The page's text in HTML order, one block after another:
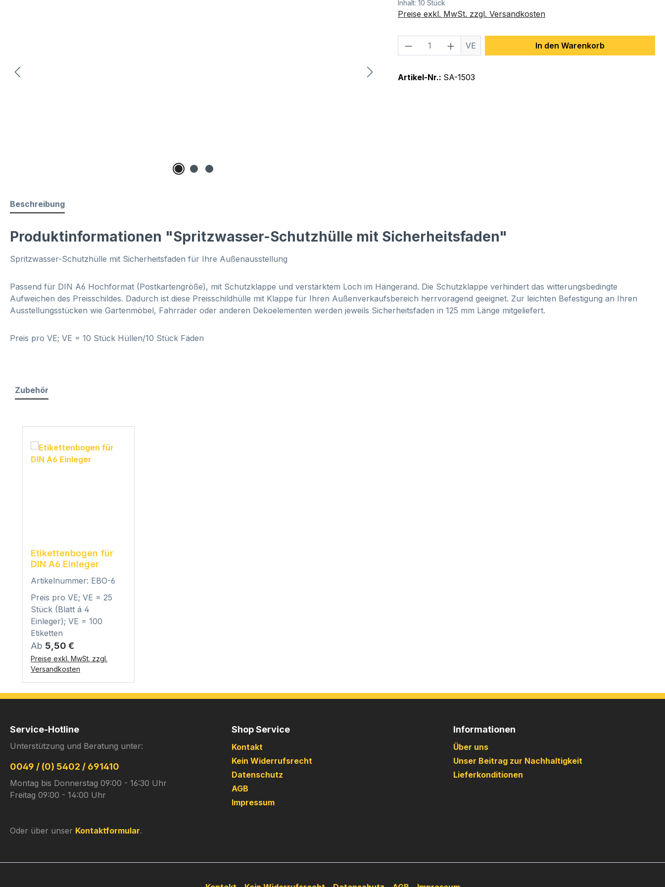
Inhalt: 10 Stück
Preise exkl. MwSt. zzgl. Versandkosten
Produkt Anzahl: Gib den gewünschten Wert
VE In den Warenkorb
Artikel-Nr.: SA-1503
Beschreibung
Produktinformationen "Spritzwasser-Schutzhülle mit Sicherheitsfaden"
Spritzwasser-Schutzhülle mit Sicherheitsfaden für Ihre Außenausstellung
Passend für DIN A6 Hochformat (Postkartengröße), mit Schutzklappe und verstärktem Loch im Hängerand. Die Schutzklappe verhindert das witterungsbedingte
Aufweichen des Preisschildes. Dadurch ist diese Preisschildhülle mit Klappe für Ihren Außenverkaufsbereich herrvoragend geeignet. Zur leichten Befestigung an Ihren
Ausstellungsstücken wie Gartenmöbel, Fahrräder oder anderen Dekoelementen werden jeweils Sicherheitsfaden in 125 mm Länge mitgeliefert.
Preis pro VE; VE = 10 Stück Hüllen/10 Stück Fäden
Zubehör
Etikettenbogen für
DIN A6 Einleger
Artikelnummer: EBO-6
Preis pro VE; VE = 25
Stück (Blatt á 4
Einleger); VE = 100
Etiketten
Regulärer Preis:
Ab 5,50 €
Preise exkl. MwSt. zzgl.
Versandkosten
Service-Hotline
Unterstützung und Beratung unter:
0049 / (0) 5402 / 691410
Montag bis Donnerstag 09:00 - 16:30 Uhr
Freitag 09:00 - 14:00 Uhr
Oder über unser Kontaktformular.
Shop Service
Kontakt
Kein Widerrufsrecht
Datenschutz
AGB
Impressum
Informationen
Über uns
Unser Beitrag zur Nachhaltigkeit
Lieferkonditionen